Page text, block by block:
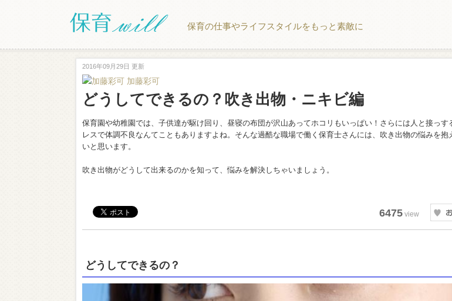
保育の仕事やライフスタイルをもっと素敵に
2016年09月29日 更新
加藤彩可
どうしてできるの？吹き出物・ニキビ編
保育園や幼稚園では、子供達が駆け回り、昼寝の布団が沢山あってホコリもいっぱい！さらには人と接っす
レスで体調不良なんてこともありますよね。そんな過酷な職場で働く保育士さんには、吹き出物の悩みを抱
いと思います。
吹き出物がどうして出来るのかを知って、悩みを解決しちゃいましょう。
6475 view
どうしてできるの？